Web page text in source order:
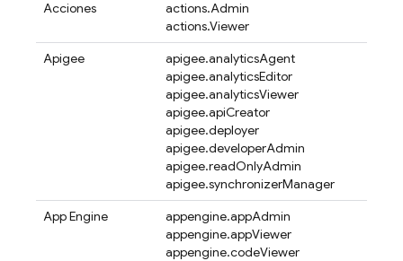
Acciones
actions.Admin
actions.Viewer
Apigee
apigee.analyticsAgent
apigee.analyticsEditor
apigee.analyticsViewer
apigee.apiCreator
apigee.deployer
apigee.developerAdmin
apigee.readOnlyAdmin
apigee.synchronizerManager
App Engine
appengine.appAdmin
appengine.appViewer
appengine.codeViewer